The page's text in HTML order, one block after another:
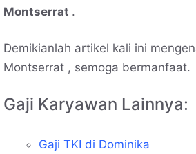
Montserrat .
Demikianlah artikel kali ini
Montserrat , semoga bermanfaat.
Gaji Karyawan Lainnya:
Gaji TKI di Dominika